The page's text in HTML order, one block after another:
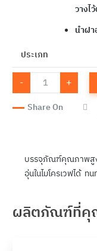
วางไ
นำฝา
ประเภท
- GF-
011
ถาด
ฟอยล์
4573-
+
Share On
บรรจุภัณฑ์คุณภาพสูง
อุ่นในไมโครเวฟได้ ท
ผลิตภัณฑ์ที่คุ